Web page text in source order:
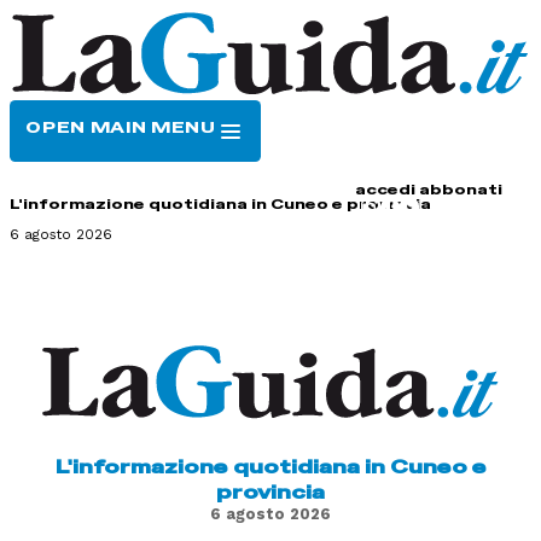
OPEN MAIN MENU
accedi abbonati
L'informazione quotidiana in Cuneo e provincia
6 agosto 2026
L'informazione quotidiana in Cuneo e
provincia
6 agosto 2026